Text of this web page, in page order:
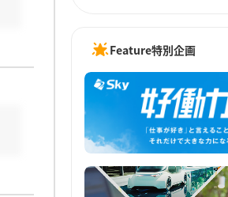
Feature特別企画